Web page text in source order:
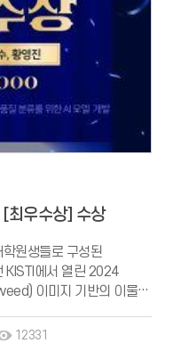
최우수상] 수상
원생들로 구성된
에서 열린 2024
이미지 기반의 이물질
켜 최우수상과 우수 문제
12331